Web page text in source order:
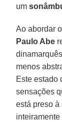
um
Ao abordar
Paulo Abe
menos
Este estado
sensações
está preso à